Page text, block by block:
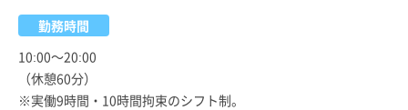
勤務時間
10:00～20:00
（休憩60分）
※実働9時間・10時間拘束のシフト制。